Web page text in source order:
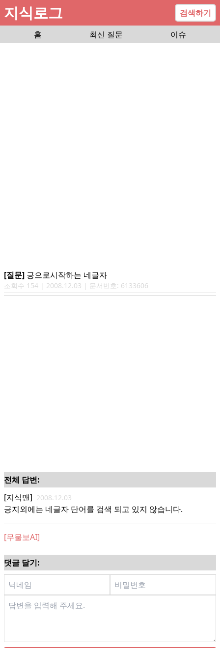
지식로그
검색하기
홈
최신 질문 이슈
[질문] 긍으로시작하는 네글자
조회수 154 | 2008.12.03 | 문서번호: 6133606
전체 답변:
[지식맨] 2008.12.03
긍지외에는 네글자 단어를 검색 되고 있지 않습니다.
[무물보AI]
댓글 달기: